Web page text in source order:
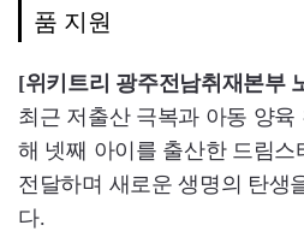
품 지원
[위키트리 광주전남취재본부
최근 저출산 극복과 아동 양육
해 넷째 아이를 출산한 드림
전달하며 새로운 생명의 탄생
다.